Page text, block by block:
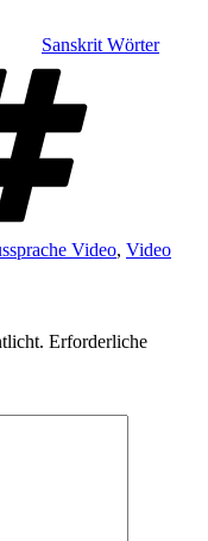
Sanskrit Wörter
Video, Video
Erforderliche